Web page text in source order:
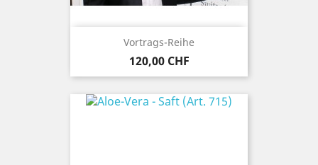
Vortrags-Reihe
Preis
120,00 CHF